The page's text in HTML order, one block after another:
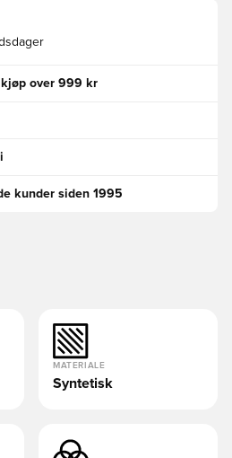
over 999 kr
kunder siden 1995
MATERIALE
Syntetisk